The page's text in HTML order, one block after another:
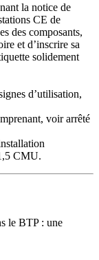
la notice de
CE de
des composants,
et d’inscrire sa
solidement
d’utilisation,
voir arrêté
CMU.
le BTP : une